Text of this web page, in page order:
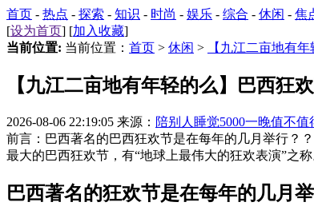
首页 - 热点 - 探索 - 知识 - 时尚 - 娱乐 - 综合 - 休闲 - 焦
[设为首页] [加入收藏]
当前位置: 当前位置： 首页 > 休闲 > 【九江二亩地有
【九江二亩地有年轻的么】巴西狂
2026-08-06 22:19:05 来源： 陪别人睡觉5000一晚值不值
前言：巴西著名的巴西狂欢节是在每年的几月举行？
最大的巴西狂欢节，有“地球上最伟大的狂欢表演”之
巴西著名的狂欢节是在每年的几月